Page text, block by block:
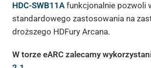
HDC-SWB11A funkcjonalnie pozwoli
standardowego zastosowania na
droższego HDFury Arcana.
W torze eARC zalecamy